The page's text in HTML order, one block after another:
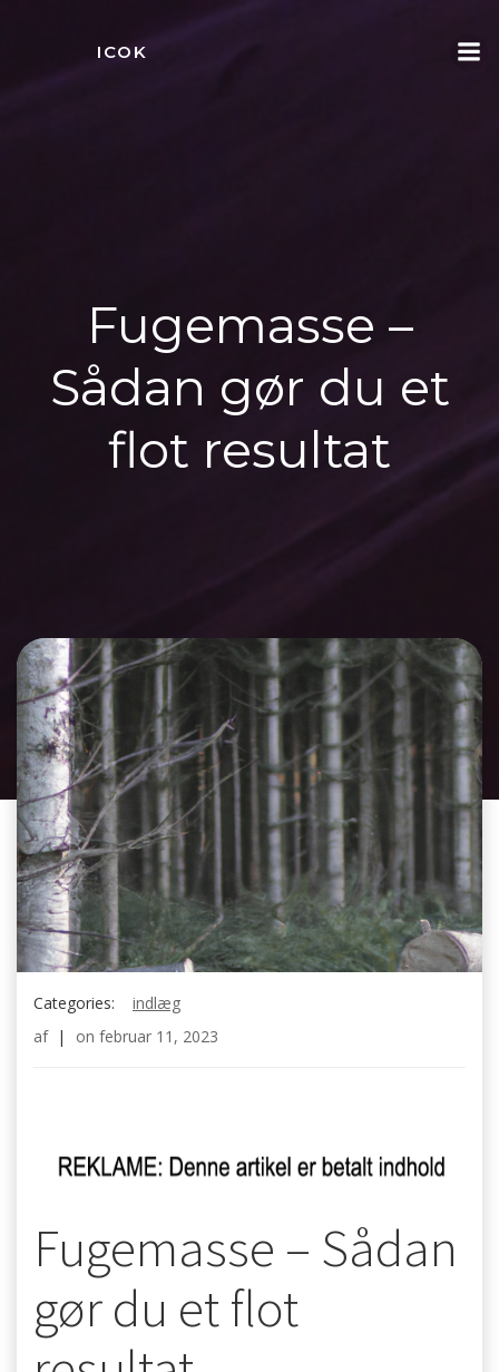
ICOK
Fugemasse –
Sådan gør du et
flot resultat
Categories:
indlæg
af | on februar 11, 2023
Fugemasse – Sådan
gør du et flot